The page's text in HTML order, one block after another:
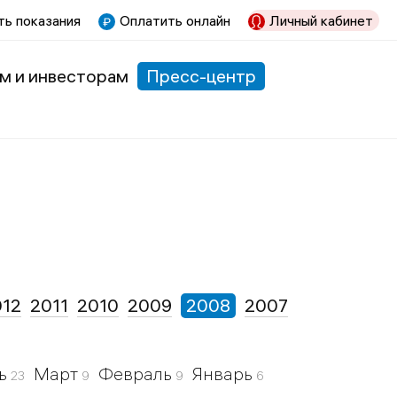
показания Оплатить онлайн Личный кабинет
и инвесторам
Пресс-центр
2011 2010 2009 2008
23 Март 9 Февраль 9 Январь 6
2007